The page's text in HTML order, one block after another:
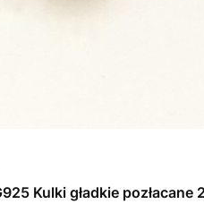
AG925 Kulki gładkie pozłacane